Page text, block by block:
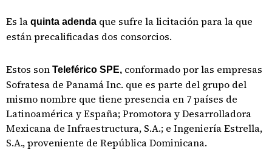
Es la quinta adenda que sufre la licitación para la que
están precalificadas dos consorcios.
Estos son Teleférico SPE, conformado por las empresas
Sofratesa de Panamá Inc. que es parte del grupo del
mismo nombre que tiene presencia en 7 países de
Latinoamérica y España; Promotora y Desarrolladora
Mexicana de Infraestructura, S.A.; e Ingeniería Estrella,
S.A., proveniente de República Dominicana.